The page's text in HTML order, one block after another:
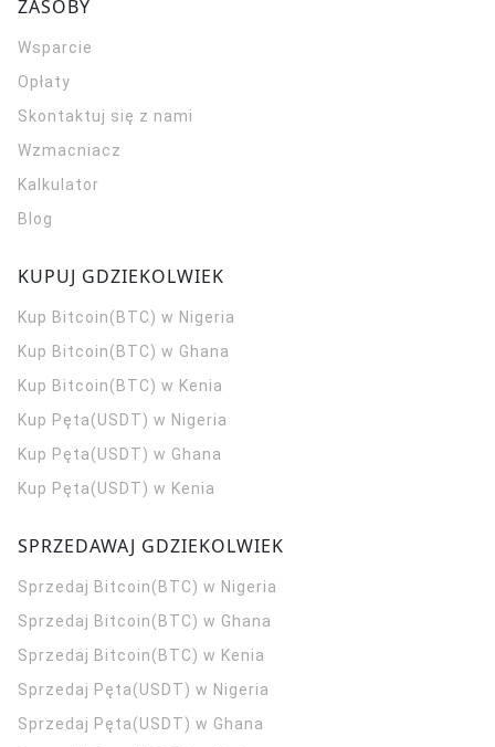
ZASOBY
Wsparcie
Opłaty
Skontaktuj się z nami
Wzmacniacz
Kalkulator
Blog
KUPUJ GDZIEKOLWIEK
Kup Bitcoin(BTC) w Nigeria
Kup Bitcoin(BTC) w Ghana
Kup Bitcoin(BTC) w Kenia
Kup Pęta(USDT) w Nigeria
Kup Pęta(USDT) w Ghana
Kup Pęta(USDT) w Kenia
SPRZEDAWAJ GDZIEKOLWIEK
Sprzedaj Bitcoin(BTC) w Nigeria
Sprzedaj Bitcoin(BTC) w Ghana
Sprzedaj Bitcoin(BTC) w Kenia
Sprzedaj Pęta(USDT) w Nigeria
Sprzedaj Pęta(USDT) w Ghana